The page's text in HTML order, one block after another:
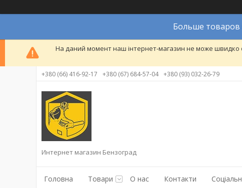
Больше
На даний момент наш інтернет-магазин не може швидко
+380 (66) 416-92-17 +380 (67) 684-57-04 +380 (93) 032-26-79
Интернет магазин Бензоград
Головна Товари О нас Контакти